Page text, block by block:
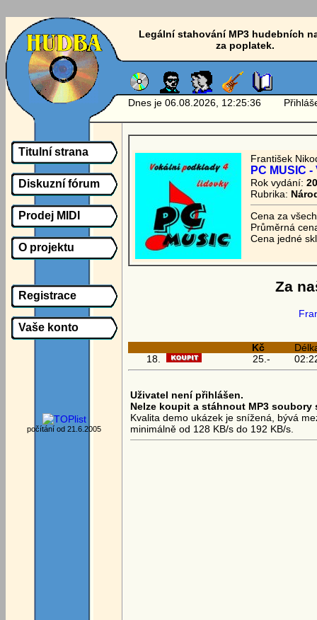
Legální stahování MP3 hudebních
za poplatek.
Dnes je 06.08.2026, 12:25:36
Titulní strana
Diskuzní fórum
Prodej MIDI
O projektu
Registrace
Vaše konto
počítání od 21.6.2005
František
PC MUSIC
Rok vydání:
Rubrika:
Cena za
Průměrná
Cena jedné
Za
Kč
18.
25.-
Uživatel není přihlášen.
Nelze koupit a stáhnout MP3 soubory
Kvalita demo ukázek je snížená, bývá
minimálně od 128 KB/s do 192 KB/s.